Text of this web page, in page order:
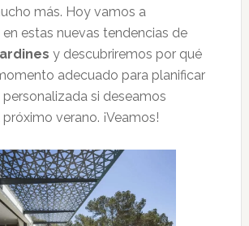
más. Hoy vamos a
estas nuevas tendencias de
y descubriremos por qué
adecuado para planificar
si deseamos
verano. ¡Veamos!